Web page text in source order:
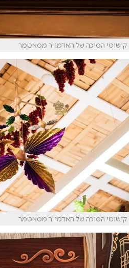
קישוטי הסוכה של האדמו"ר מסאטמר
קישוטי הסוכה של האדמו"ר מסאטמר